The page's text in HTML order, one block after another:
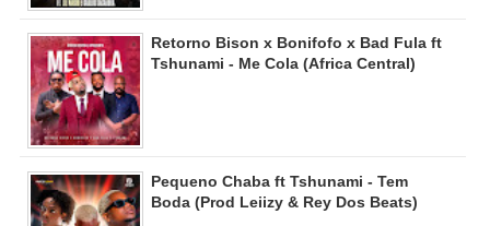
Retorno Bison x Bonifofo x Bad Fula ft
Tshunami - Me Cola (Africa Central)
Pequeno Chaba ft Tshunami - Tem
Boda (Prod Leiizy & Rey Dos Beats)